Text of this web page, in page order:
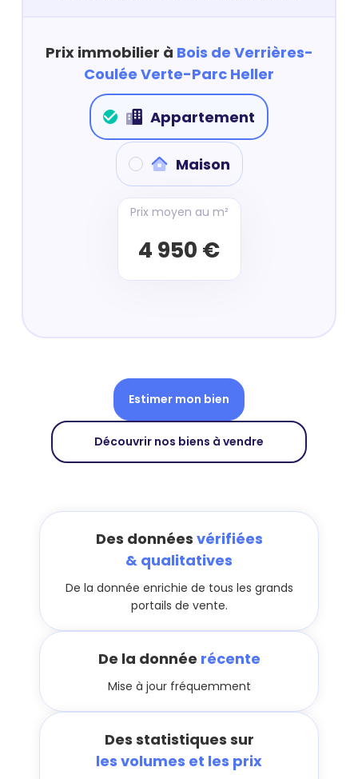
Prix immobilier à Bois de Verrières-
Coulée Verte-Parc Heller
Appartement
Maison
Prix moyen au m²
4 950 €
Estimer mon bien
Découvrir nos biens à vendre
Des données vérifiées
& qualitatives
De la donnée enrichie de tous les grands
portails de vente.
De la donnée récente
Mise à jour fréquemment
Des statistiques sur
les volumes et les prix